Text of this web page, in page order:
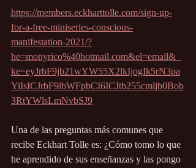
Consciencia
https://members.eckharttolle.com/sign-up-
for-a-free-miniseries-conscious-
manifestation-2021/?
he=monyrico%40hotmail.com&el=email&_
ke=eyJrbF9jb21wYW55X2lkIjogIk5rN3pa
YiIsICJrbF9lbWFpbCI6ICJtb255cmljb0Bob
3RtYWlsLmNvbSJ9
Una de las preguntas más comunes que
recibe Eckhart Tolle es: ¿Cómo tomo lo que
he aprendido de sus enseñanzas y las pongo